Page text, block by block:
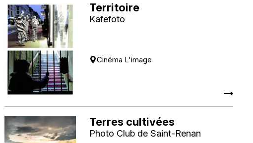
Territoire
Kafefoto
Cinéma L'image
Terres cultivées
Photo Club de Saint-Renan